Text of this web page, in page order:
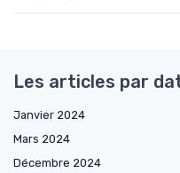
Les articles par
Janvier 2024
Mars 2024
Décembre 2024